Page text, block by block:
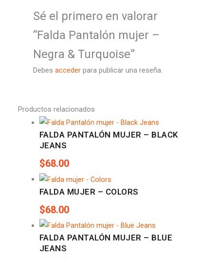
Sé el primero en valorar
“Falda Pantalón mujer –
Negra & Turquoise”
Debesacceder para publicar una reseña.
Productos relacionados
FALDA PANTALÓN MUJER – BLACK
JEANS
$68.00
FALDA MUJER – COLORS
$68.00
FALDA PANTALÓN MUJER – BLUE
JEANS